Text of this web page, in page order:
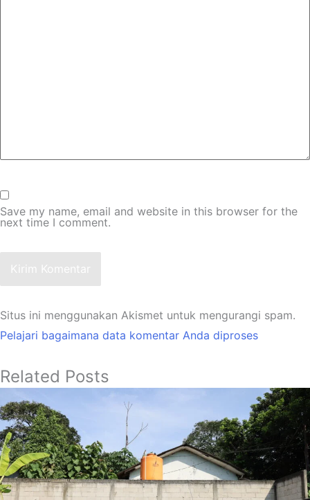
Save my name, email and website in this browser for the
next time I comment.
Kirim Komentar
Situs ini menggunakan Akismet untuk mengurangi spam.
Pelajari bagaimana data komentar Anda diproses
Related Posts